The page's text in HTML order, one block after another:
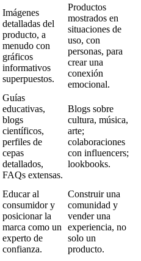
Imágenes
detalladas del
producto, a
menudo con
gráficos
informativos
superpuestos.
Productos
mostrados en
situaciones de
uso, con
personas, para
crear una
conexión
emocional.
Guías
educativas,
blogs
científicos,
perfiles de
cepas
detallados,
FAQs extensas.
Blogs sobre
cultura, música,
arte;
colaboraciones
con influencers;
lookbooks.
Educar al
consumidor y
posicionar la
marca como un
experto de
confianza.
Construir una
comunidad y
vender una
experiencia, no
solo un
producto.